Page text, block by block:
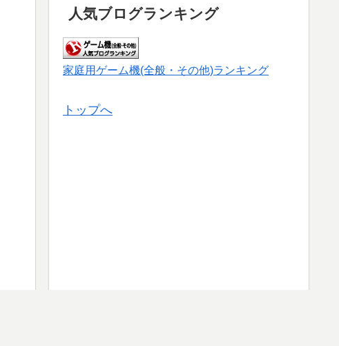
人気ブログランキング
家庭用ゲーム機(全般・その他)ランキング
トップへ